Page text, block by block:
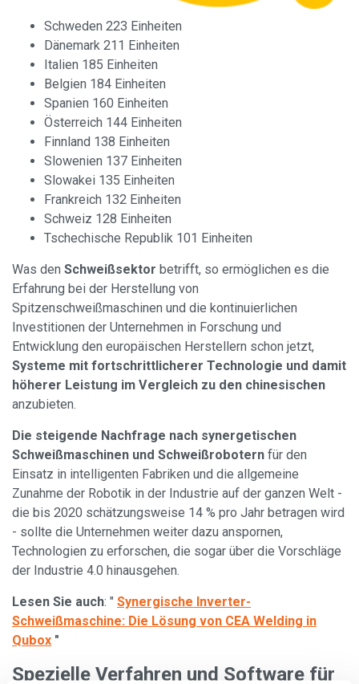
Schweden 223 Einheiten
Dänemark 211 Einheiten
Italien 185 Einheiten
Belgien 184 Einheiten
Spanien 160 Einheiten
Österreich 144 Einheiten
Finnland 138 Einheiten
Slowenien 137 Einheiten
Slowakei 135 Einheiten
Frankreich 132 Einheiten
Schweiz 128 Einheiten
Tschechische Republik 101 Einheiten
Was den Schweißsektor betrifft, so ermöglichen es die
Erfahrung bei der Herstellung von
Spitzenschweißmaschinen und die kontinuierlichen
Investitionen der Unternehmen in Forschung und
Entwicklung den europäischen Herstellern schon jetzt,
Systeme mit fortschrittlicherer Technologie und damit
höherer Leistung im Vergleich zu den chinesischen
anzubieten.
Die steigende Nachfrage nach synergetischen
Schweißmaschinen und Schweißrobotern für den
Einsatz in intelligenten Fabriken und die allgemeine
Zunahme der Robotik in der Industrie auf der ganzen Welt -
die bis 2020 schätzungsweise 14 % pro Jahr betragen wird
- sollte die Unternehmen weiter dazu anspornen,
Technologien zu erforschen, die sogar über die Vorschläge
der Industrie 4.0 hinausgehen.
Lesen Sie auch: " Synergische Inverter-
Schweißmaschine: Die Lösung von CEA Welding in
Qubox "
Spezielle Verfahren und Software für